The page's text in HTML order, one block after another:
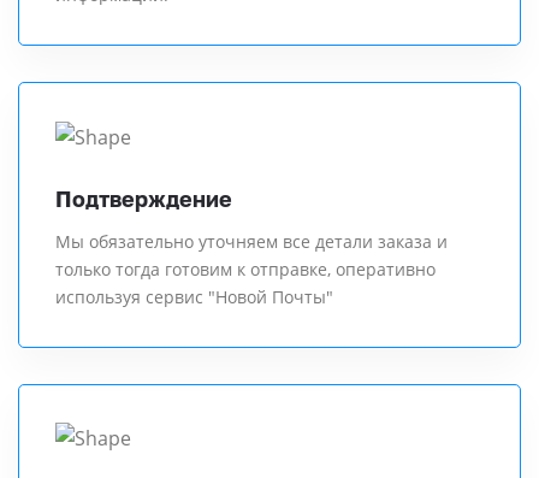
Подтверждение
Мы обязательно уточняем все детали заказа и
только тогда готовим к отправке, оперативно
используя сервис "Новой Почты"